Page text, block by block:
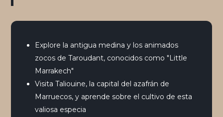
Explore la antigua medina y los animados
zocos de Taroudant, conocidos como "Little
Marrakech"
Visita Taliouine, la capital del azafrán de
Marruecos, y aprende sobre el cultivo de esta
valiosa especia